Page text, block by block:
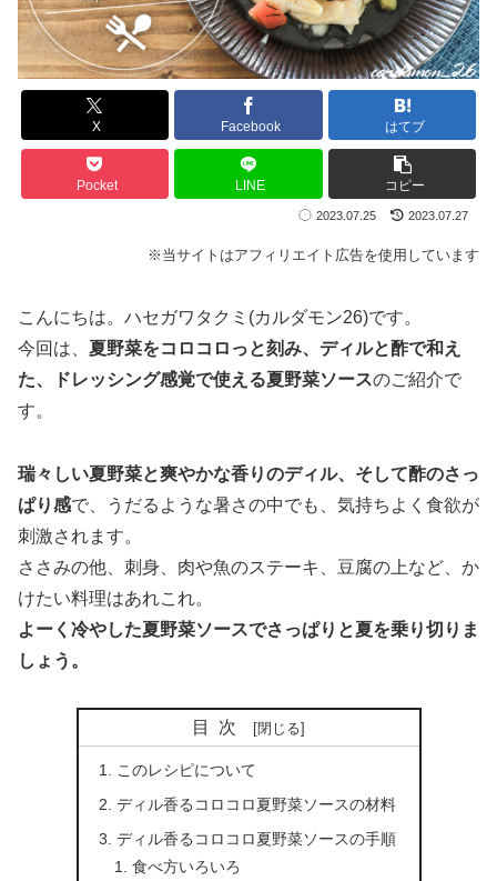
X Facebook はてブ
Pocket LINE コピー
2023.07.25 2023.07.27
※当サイトはアフィリエイト広告を使用しています
こんにちは。ハセガワタクミ(カルダモン26)です。
今回は、 夏野菜をコロコロっと刻み、ディルと酢で和え
た、ドレッシング感覚で使える夏野菜ソースのご紹介で
す。
瑞々しい夏野菜と爽やかな香りのディル、そして酢のさっ
ぱり感で、うだるような暑さの中でも、気持ちよく食欲が
刺激されます。
ささみの他、刺身、肉や魚のステーキ、豆腐の上など、か
けたい料理はあれこれ。
よーく冷やした夏野菜ソースでさっぱりと夏を乗り切りま
しょう。
目次
このレシピについて
ディル香るコロコロ夏野菜ソースの材料
ディル香るコロコロ夏野菜ソースの手順
食べ方いろいろ